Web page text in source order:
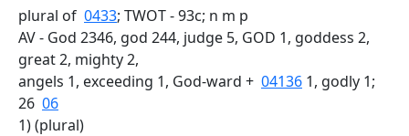
plural of 0433; TWOT - 93c; n m p
AV - God 2346, god 244, judge 5, GOD 1, goddess 2,
great 2, mighty 2,
angels 1, exceeding 1, God-ward + 04136 1, godly 1;
26 06
1) (plural)